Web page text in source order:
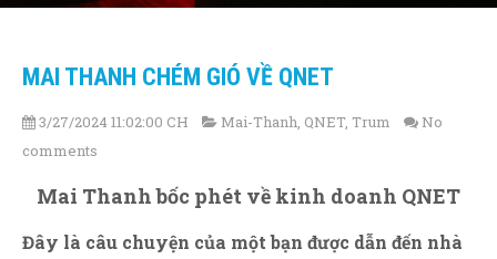
MAI THANH CHÉM GIÓ VỀ QNET
3/27/2024 11:02:00 CH Mai-Thanh, QNET, Trum
No
comments
Mai Thanh bốc phét về kinh doanh QNET
Đây là câu chuyện của một bạn được dẫn đến nhà